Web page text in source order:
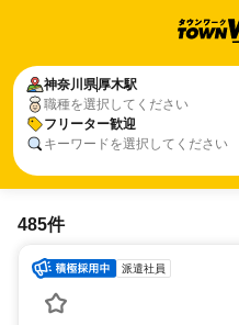
神奈川県厚木駅
職種を選択してください
フリーター歓迎
キーワードを選択してください
485件
派遣社員